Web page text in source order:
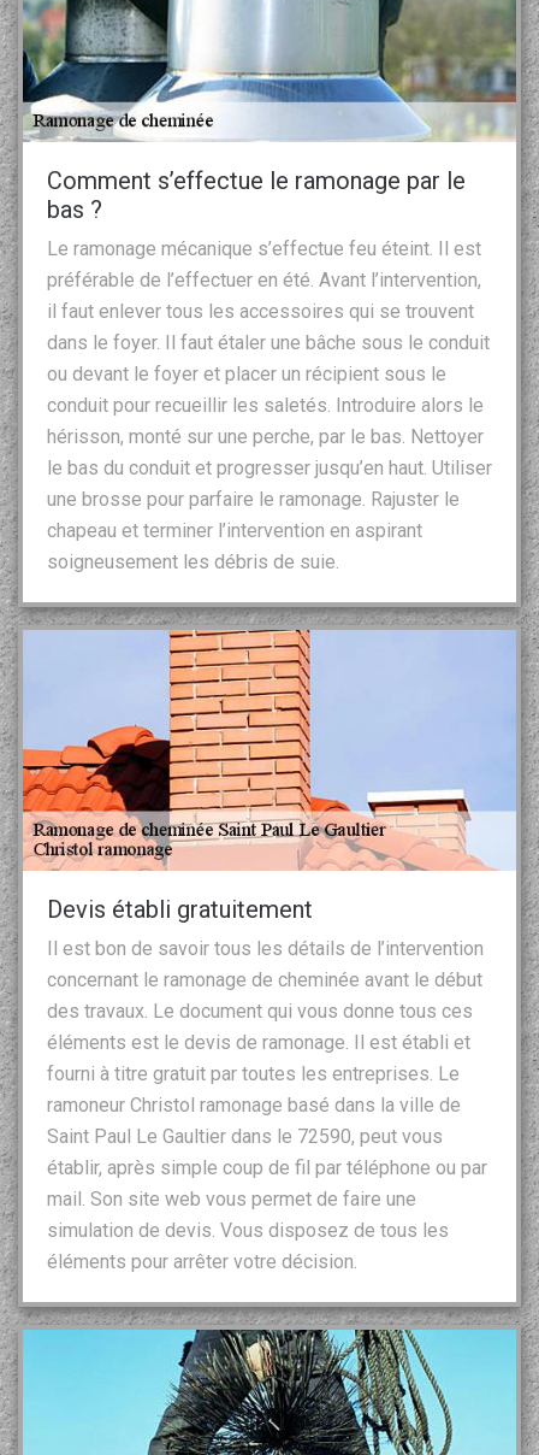
Comment s’effectue le ramonage par le
bas ?
Le ramonage mécanique s’effectue feu éteint. Il est
préférable de l’effectuer en été. Avant l’intervention,
il faut enlever tous les accessoires qui se trouvent
dans le foyer. Il faut étaler une bâche sous le conduit
ou devant le foyer et placer un récipient sous le
conduit pour recueillir les saletés. Introduire alors le
hérisson, monté sur une perche, par le bas. Nettoyer
le bas du conduit et progresser jusqu’en haut. Utiliser
une brosse pour parfaire le ramonage. Rajuster le
chapeau et terminer l’intervention en aspirant
soigneusement les débris de suie.
Devis établi gratuitement
Il est bon de savoir tous les détails de l’intervention
concernant le ramonage de cheminée avant le début
des travaux. Le document qui vous donne tous ces
éléments est le devis de ramonage. Il est établi et
fourni à titre gratuit par toutes les entreprises. Le
ramoneur Christol ramonage basé dans la ville de
Saint Paul Le Gaultier dans le 72590, peut vous
établir, après simple coup de fil par téléphone ou par
mail. Son site web vous permet de faire une
simulation de devis. Vous disposez de tous les
éléments pour arrêter votre décision.